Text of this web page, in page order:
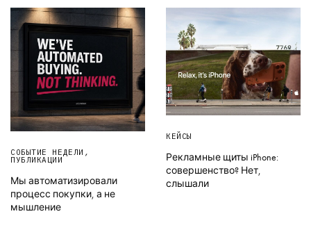
СОБЫТИЕ НЕДЕЛИ ,
ПУБЛИКАЦИИ
Мы автоматизировали
процесс покупки, а не
мышление
КЕЙСЫ
Рекламные щиты iPhone:
совершенство? Нет,
слышали